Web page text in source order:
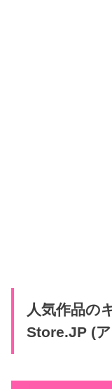
人気作品の
Store.JP (